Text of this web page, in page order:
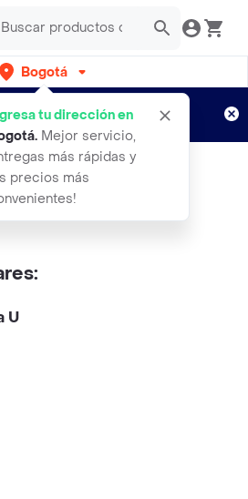
Bogotá
tu dirección en
. Mejor servicio,
más rápidas y
precios más
por semanas
Aplican TyC
U